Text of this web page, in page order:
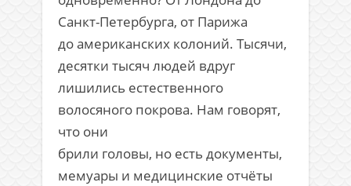
Санкт-Петербурга, от Парижа
до американских колоний. Тысячи,
десятки тысяч людей вдруг
лишились естественного
волосяного покрова. Нам говорят,
что они
брили головы, но есть документы,
мемуары и медицинские отчёты